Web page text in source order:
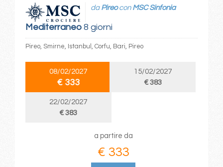
Mediterraneo8 giorni
da Pireocon MSC Sinfonia
Pireo, Smirne, Istanbul, Corfu, Bari, Pireo
08/02/2027
€ 333
15/02/2027
€ 383
22/02/2027
€ 383
a partire da
€ 333